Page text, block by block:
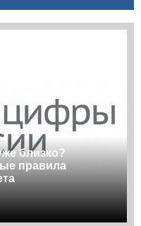
близко?
правила